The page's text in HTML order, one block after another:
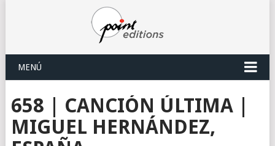
MENÚ
658 | CANCIÓN ÚLTIMA |
MIGUEL HERNÁNDEZ,